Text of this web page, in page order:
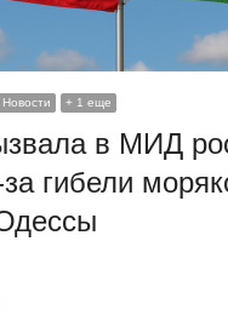
Новости + 1 еще
в МИД
гибели